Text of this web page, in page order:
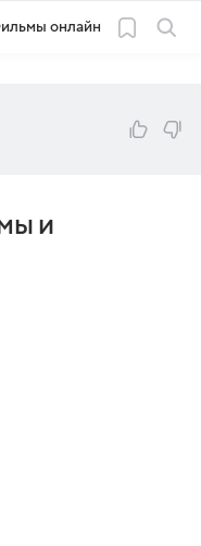
онлайн
и